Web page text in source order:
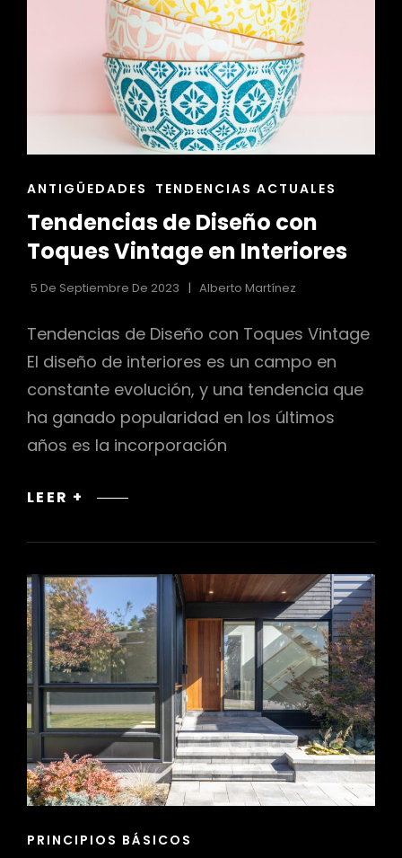
INTERIORES
ENLACES
LAS
CATEGORÍAS
ANTIGÜEDADES TENDENCIAS ACTUALES
Tendencias de Diseño con
Toques Vintage en Interiores
5 De Septiembre De 2023 Alberto Martínez
Tendencias de Diseño con Toques Vintage
El diseño de interiores es un campo en
constante evolución, y una tendencia que
ha ganado popularidad en los últimos
años es la incorporación
LEER +
TENDENCIAS
DISEÑO
TOQUES
VINTAGE
EN
INTERIORES
ENLACES
PRINCIPIOS BÁSICOS